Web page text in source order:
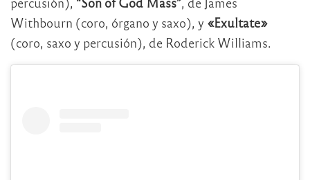
Withbourn (coro, órgano y saxo), y «Exultate»
(coro, saxo y percusión), de Roderick Williams.